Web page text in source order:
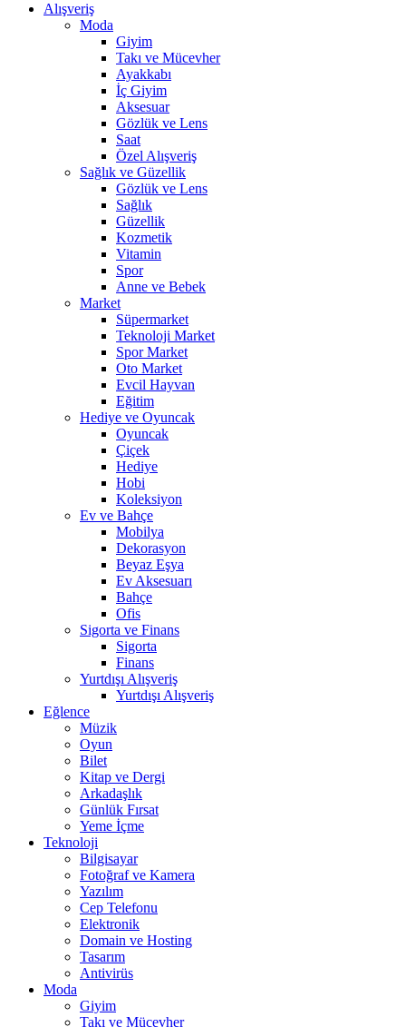
Alışveriş
Moda
Giyim
Takı ve Mücevher
Ayakkabı
İç Giyim
Aksesuar
Gözlük ve Lens
Saat
Özel Alışveriş
Sağlık ve Güzellik
Gözlük ve Lens
Sağlık
Güzellik
Kozmetik
Vitamin
Spor
Anne ve Bebek
Market
Süpermarket
Teknoloji Market
Spor Market
Oto Market
Evcil Hayvan
Eğitim
Hediye ve Oyuncak
Oyuncak
Çiçek
Hediye
Hobi
Koleksiyon
Ev ve Bahçe
Mobilya
Dekorasyon
Beyaz Eşya
Ev Aksesuarı
Bahçe
Ofis
Sigorta ve Finans
Sigorta
Finans
Yurtdışı Alışveriş
Yurtdışı Alışveriş
Eğlence
Müzik
Oyun
Bilet
Kitap ve Dergi
Arkadaşlık
Günlük Fırsat
Yeme İçme
Teknoloji
Bilgisayar
Fotoğraf ve Kamera
Yazılım
Cep Telefonu
Elektronik
Domain ve Hosting
Tasarım
Antivirüs
Moda
Giyim
Takı ve Mücevher